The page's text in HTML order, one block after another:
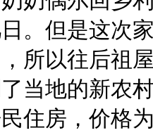
。但是这次
所以往后祖
当地的新农
住房，价格